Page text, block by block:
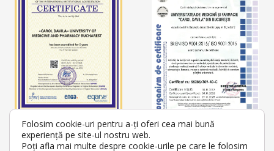
Folosim cookie-uri pentru a-ți oferi cea mai bună
experiență pe site-ul nostru web.
Poți afla mai multe despre cookie-urile pe care le folosim